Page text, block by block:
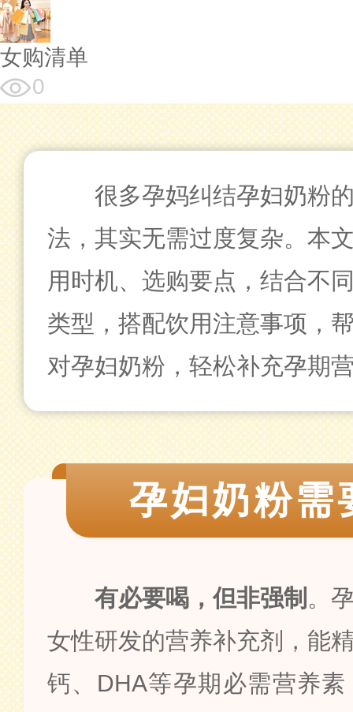
女购清单
0
很多孕妈纠结孕妇奶粉
法，其实无需过度复杂。本
用时机、选购要点，结合不
类型，搭配饮用注意事项，
对孕妇奶粉，轻松补充孕期
孕妇奶粉需
有必要喝，但非强制 。
女性研发的营养补充剂，能
钙、DHA等孕期必需营养